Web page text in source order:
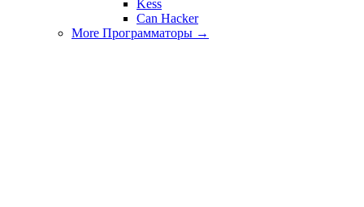
Kess
Can Hacker
More Программаторы →